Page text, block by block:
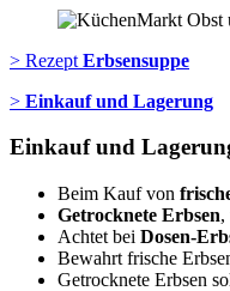
> Rezept Erbsensuppe
> Einkauf und Lagerung
Einkauf und
Beim Kauf von
Getrocknete Erbsen,
Achtet bei Dosen-
Bewahrt frische
Getrocknete Erbsen